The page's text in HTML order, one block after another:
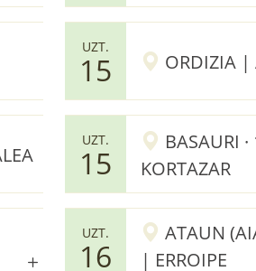
UZT.
15 ORDIZIA |
UZT.
15
BASAURI
KORTAZAR
UZT.
16
ATAUN
| ERROIPE